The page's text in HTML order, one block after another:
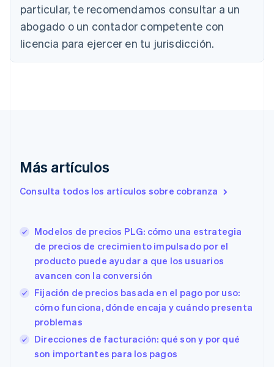
particular, te recomendamos consultar a un
abogado o un contador competente con
licencia para ejercer en tu jurisdicción.
Más artículos
Consulta todos los artículos sobre cobranza
Modelos de precios PLG: cómo una estrategia
de precios de crecimiento impulsado por el
producto puede ayudar a que los usuarios
avancen con la conversión
Fijación de precios basada en el pago por uso:
cómo funciona, dónde encaja y cuándo presenta
problemas
Direcciones de facturación: qué son y por qué
son importantes para los pagos
Português English
Bulgaria
English
Canadá
EnglishFrançais
English
Emiratos Árabes Unidos
Eslovenia
España
EspañolEnglish
Estados Unidos
English Español 简体中文
Estonia
English
Finlandia
EnglishSvenska
Francia
Français